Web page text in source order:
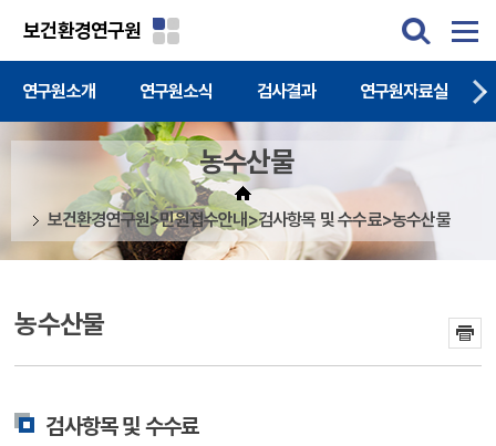
보건환경연구원
연구원소개 연구원소식 검사결과 연구원자료실
농수산물
보건환경연구원>민원접수안내>검사항목 및 수수료>농수산물
농수산물
검사항목 및 수수료